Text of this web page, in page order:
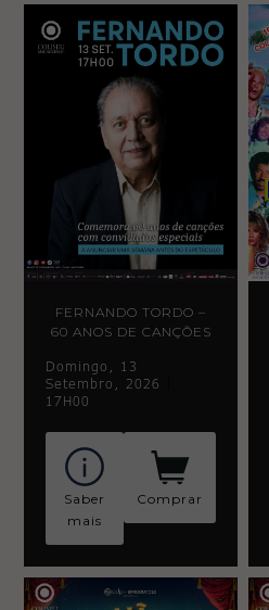
FERNANDO TORDO –
60 ANOS DE CANÇÕES
Domingo, 13
Setembro, 2026
17H00
Saber
mais
Comprar